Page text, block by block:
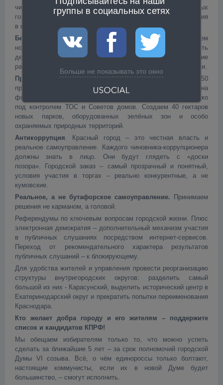
числе принадлежащие городу. Осуществим 100 новых
городских проектов поддержки дополнительного образования
в кружках и секциях.
Безопасность
. К «22.00 – детям пора домой» добавляем
новый городской стандарт: «Краснодарцы не боятся отпускать
детей на улицу одних». Дополнительное патрулирование
районов и мест с повышенным уровнем уличной преступности.
Прекрасный город – зеленый город!Меняем подход: 50
процентов средств по статье «благоустройство» – на
финансирование местных инициатив жителей, работы только
под контролем ТОС и Советов домов. Создаем 40 гектаров
новых парков, оборудованных зелёных зон и особо
охраняемых природных территорий.
Антикоррупция. Красный город – это честная власть и
реальное самоуправление. Каждого чиновника-коррупционера
должны знать в лицо. Они будут глядеть с «доски
позора». Городской заказ – самый прозрачный и понятный,
условия участия в торгах – реально конкурентные, а не
кумовские.
Реальное, а не бутафорское самоуправление.
Принимаем
решения не карманом, а головой.
Референдумы по ключевым вопросам городской жизни. Плюс
электронная демократия – дополнительный механизм участия
в публичных слушаниях посредством интернет-сервисов.
Переход от рекомендательного характера результатов
публичных слушаний – к блокирующему.
Для удобства жителей и управления провести реорганизацию
структуры внутригородских округов: разделить самый
большой из них - Карасунский, выделить исторический центр в
Екатеринодарский округ и прекратить попытки переименования
Краснодара.
Кто желает добра городу и его жителям – поддержите
список и кандидатов КПРФ!
Мы обещаем избирателям только то, что можно успеть
сделать за ближайшие 5 лет – за срок полномочий городской
Думы VI созыва. Всё, о чём единороссы только болтают,
настоящие коммунисты, если их в новой Думе будет
большинство, – смогут исполнить.
группы в социальных сетях
Больше не показывать это окно